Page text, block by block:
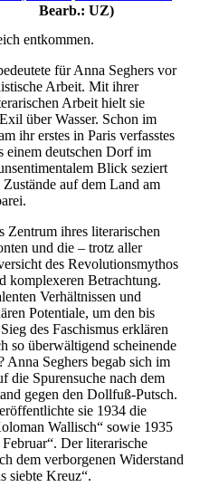
Bearb.: UZ)
entkommen.
für Anna Seghers vor
Arbeit. Mit ihrer
Arbeit hielt sie
über Wasser. Schon im
ihr erstes in Paris verfasstes
einem deutschen Dorf im
Blick seziert
auf dem Land am
ihres literarischen
und die – trotz aller
des Revolutionsmythos
komplexeren Betrachtung.
Verhältnissen und
Potentiale, um den bis
des Faschismus erklären
so überwältigend scheinende
Anna Seghers begab sich im
die Spurensuche nach dem
gegen den Dollfuß-Putsch.
sie 1934 die
Wallisch“ sowie 1935
Der literarische
dem verborgenen Widerstand
siebte Kreuz“.